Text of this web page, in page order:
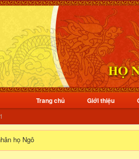
Trang chủ Giới thiệu
họ Ngô